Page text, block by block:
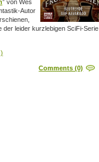
” von Wes
Autor
der leider kurzlebigen SciFi-Serie
Comments (0)